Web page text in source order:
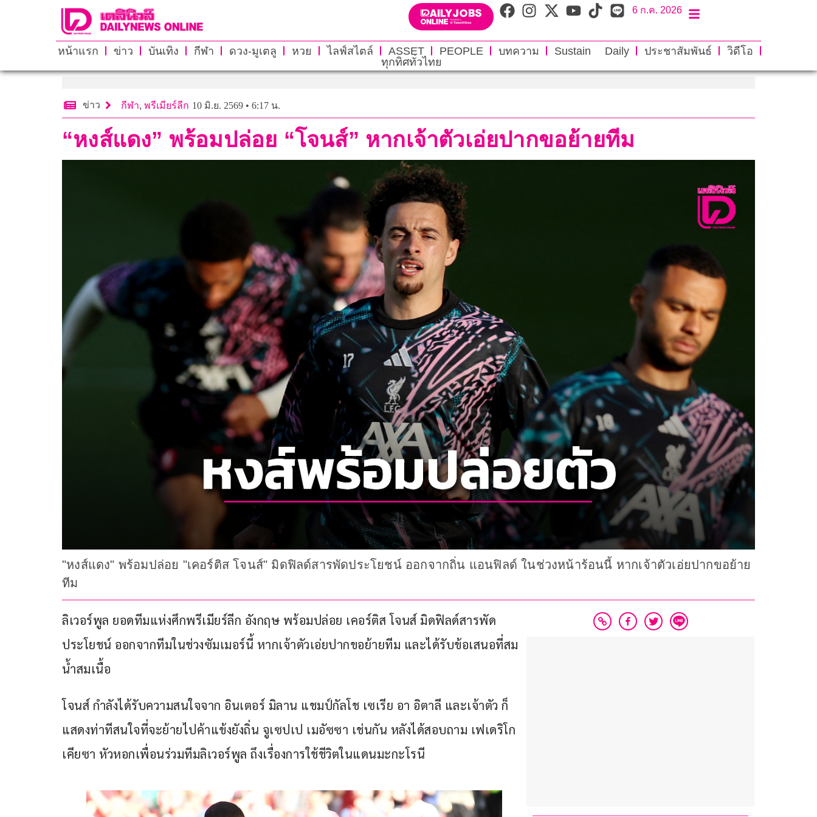
6 ก.ค. 2026
หน้าแรก ข่าว บันเทิง กีฬา ดวง-มูเตลู หวย ไลฟ์สไตล์ ASSET PEOPLE บทความ Sustain Daily ประชาสัมพันธ์
วิดีโอ
ทุกทิศทั่วไทย
ข่าว กีฬา, พรีเมียร์ลีก 10 มิ.ย. 2569 • 6:17 น.
“หงส์แดง” พร้อมปล่อย “โจนส์” หากเจ้าตัวเอ่ยปากขอย้ายทีม
"หงส์แดง" พร้อมปล่อย "เคอร์ติส โจนส์" มิดฟิลด์สารพัดประโยชน์ ออกจากถิ่น แอนฟิลด์ ในช่วงหน้าร้อนนี้ หากเจ้าตัวเอ่ยปากขอย้าย
ทีม
ลิเวอร์พูล ยอดทีมแห่งศึกพรีเมียร์ลีก อังกฤษ พร้อมปล่อย เคอร์ติส โจนส์ มิดฟิลด์สารพัด
ประโยชน์ ออกจากทีมในช่วงซัมเมอร์นี้ หากเจ้าตัวเอ่ยปากขอย้ายทีม และได้รับข้อเสนอที่สม
น้ำสมเนื้อ
โจนส์ กำลังได้รับความสนใจจาก อินเตอร์ มิลาน แชมป์กัลโช เซเรีย อา อิตาลี และเจ้าตัว ก็
แสดงท่าทีสนใจที่จะย้ายไปค้าแข้งยังถิ่น จูเซปเป เมอัซซา เช่นกัน หลังได้สอบถาม เฟเดริโก
เคียซา หัวหอกเพื่อนร่วมทีมลิเวอร์พูล ถึงเรื่องการใช้ชีวิตในแดนมะกะโรนี